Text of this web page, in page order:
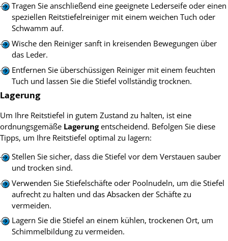
Tragen Sie anschließend eine geeignete Lederseife oder einen
speziellen Reitstiefelreiniger mit einem weichen Tuch oder
Schwamm auf.
Wische den Reiniger sanft in kreisenden Bewegungen über
das Leder.
Entfernen Sie überschüssigen Reiniger mit einem feuchten
Tuch und lassen Sie die Stiefel vollständig trocknen.
Lagerung
Um Ihre Reitstiefel in gutem Zustand zu halten, ist eine
ordnungsgemäße Lagerungentscheidend. Befolgen Sie diese
Tipps, um Ihre Reitstiefel optimal zu lagern:
Stellen Sie sicher, dass die Stiefel vor dem Verstauen sauber
und trocken sind.
Verwenden Sie Stiefelschäfte oder Poolnudeln, um die Stiefel
aufrecht zu halten und das Absacken der Schäfte zu
vermeiden.
Lagern Sie die Stiefel an einem kühlen, trockenen Ort, um
Schimmelbildung zu vermeiden.